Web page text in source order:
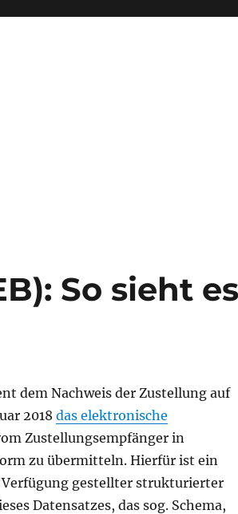
So sieht es
dem Nachweis der Zustellung auf
2018 das elektronische
Zustellungsempfänger in
zu übermitteln. Hierfür ist ein
gestellter strukturierter
Datensatzes, das sog. Schema,